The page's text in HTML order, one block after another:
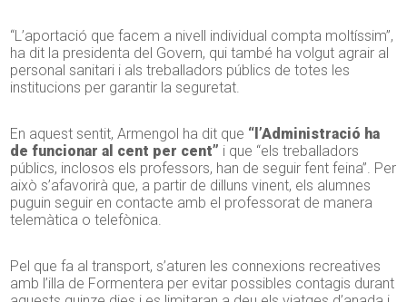
“L’aportació que facem a nivell individual compta moltíssim”,
ha dit la presidenta del Govern, qui també ha volgut agrair al
personal sanitari i als treballadors públics de totes les
institucions per garantir la seguretat.
En aquest sentit, Armengol ha dit que “l’Administració ha
de funcionar al cent per cent” i que “els treballadors
públics, inclosos els professors, han de seguir fent feina”. Per
això s’afavorirà que, a partir de dilluns vinent, els alumnes
puguin seguir en contacte amb el professorat de manera
telemàtica o telefònica.
Pel que fa al transport, s’aturen les connexions recreatives
amb l’illa de Formentera per evitar possibles contagis durant